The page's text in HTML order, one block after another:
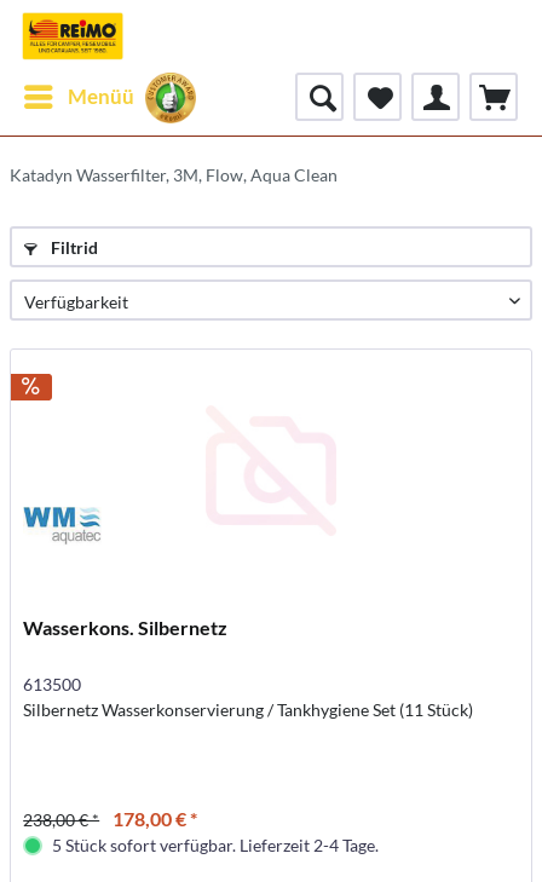
Menüü
Katadyn Wasserfilter, 3M, Flow, Aqua Clean
Filtrid
Wasserkons. Silbernetz
613500
Silbernetz Wasserkonservierung / Tankhygiene Set (11 Stück)
238,00 € * 178,00 € *
5 Stück sofort verfügbar. Lieferzeit 2-4 Tage.